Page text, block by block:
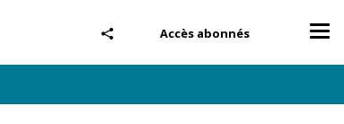
Accès abonnés